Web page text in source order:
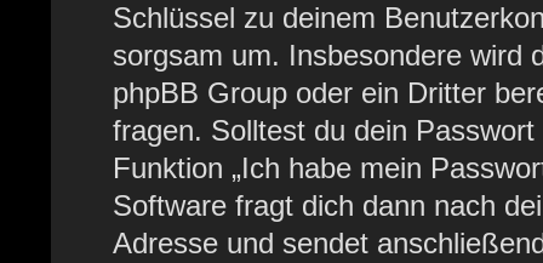
Schlüssel zu deinem
sorgsam um. Insbesondere wird
phpBB Group oder ein Dritter
fragen. Solltest du dein
Funktion „Ich habe mein
Software fragt dich dann nach
Adresse und sendet